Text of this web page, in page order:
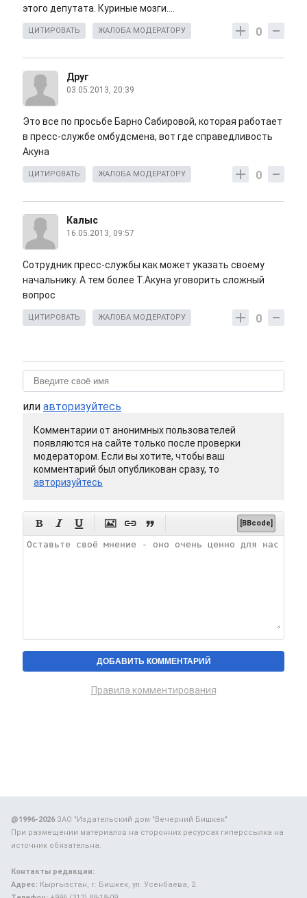
этого депутата. Куриные мозги....
0
ЦИТИРОВАТЬ ЖАЛОБА МОДЕРАТОРУ
Друг
03.05.2013, 20:39
Это все по просьбе Барно Сабировой, которая работает
в пресс-службе омбудсмена, вот где справедливость
Акуна
0
ЦИТИРОВАТЬ ЖАЛОБА МОДЕРАТОРУ
Калыс
16.05.2013, 09:57
Сотрудник пресс-службы как может указать своему
начальнику. А тем более Т.Акуна уговорить сложный
вопрос
0
ЦИТИРОВАТЬ ЖАЛОБА МОДЕРАТОРУ
или авторизуйтесь
Комментарии от анонимных пользователей
появляются на сайте только после проверки
модератором. Если вы хотите, чтобы ваш
комментарий был опубликован сразу, то
авторизуйтесь
      [BBcode]
Правила комментирования
@1996-2026ЗАО "Издательский дом "Вечерний Бишкек"
При размещении материалов на сторонних ресурсах гиперссылка на
источник обязательна.
Контакты редакции:
Адрес: Кыргызстан, г. Бишкек, ул. Усенбаева, 2.